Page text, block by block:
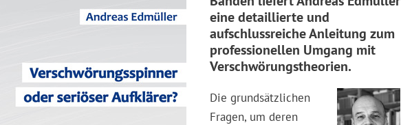
eine detaillierte und
aufschlussreiche Anleitung zum
professionellen Umgang mit
Verschwörungstheorien.
Die grundsätzlichen
Fragen, um deren